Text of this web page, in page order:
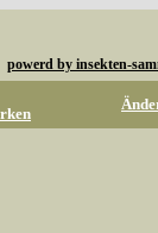
powerd by insekten-